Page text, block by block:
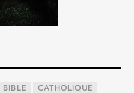
BIBLE CATHOLIQUE